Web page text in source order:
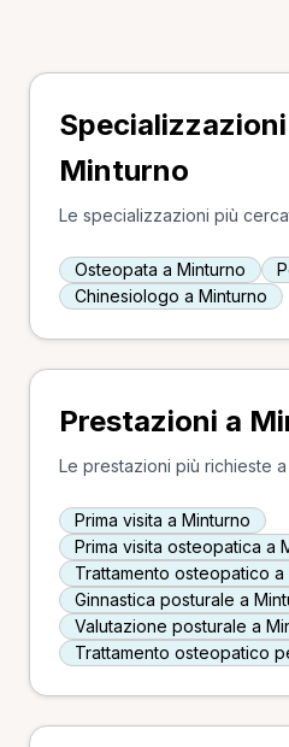
Minturno
Le specializzazioni più
Osteopata a Minturno
Chinesiologo a Minturno
Prestazioni a
Le prestazioni più richieste a
Prima visita a Minturno
Prima visita osteopatica a
Trattamento osteopatico a
Ginnastica posturale a
Valutazione posturale a
Trattamento osteopatico